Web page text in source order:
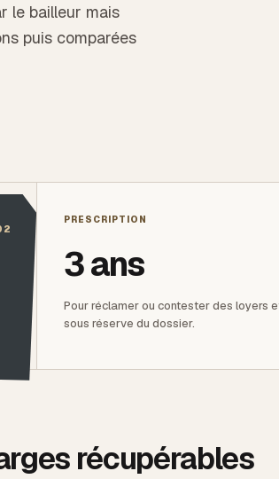
le bailleur mais
puis comparées
PRESCRIPTION
3 ans
Pour réclamer ou contester des loyers
sous réserve du dossier.
récupérables